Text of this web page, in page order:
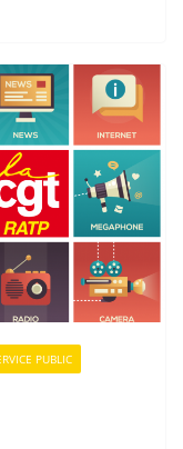
PUBLIC